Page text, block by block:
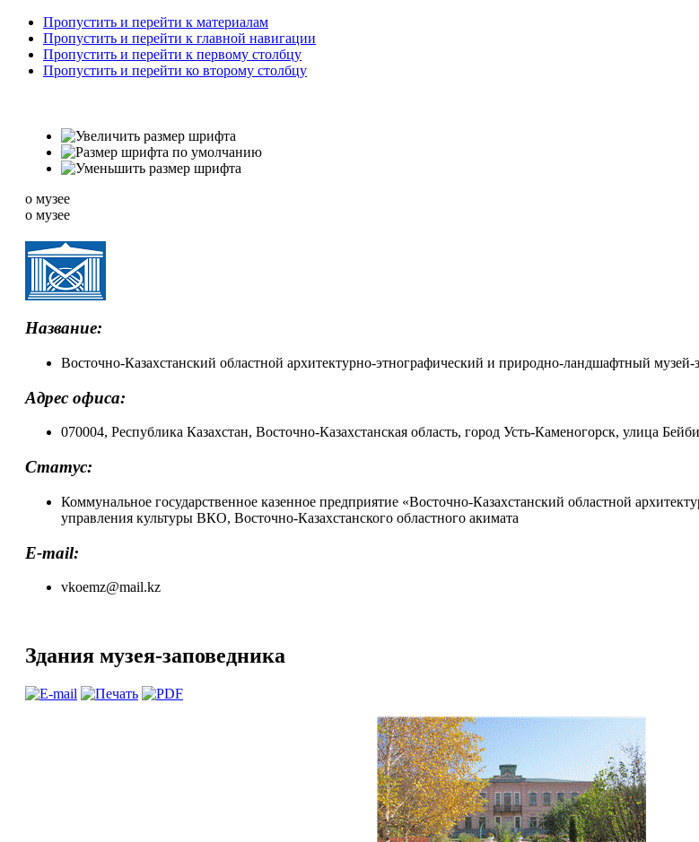
Пропустить и перейти к материалам
Пропустить и перейти к главной навигации
Пропустить и перейти к первому столбцу
Пропустить и перейти ко второму столбцу
о музее
о музее
Название:
Восточно-Казахстанский областной архитектурно-этнографический и природно-ландшафтный музей-
Адрес офиса:
070004, Республика Казахстан, Восточно-Казахстанская область, город Усть-Каменогорск, улица
Статус:
Коммунальное государственное казенное предприятие «Восточно-Казахстанский областной
управления культуры ВКО, Восточно-Казахстанского областного акимата
E-mail:
vkoemz@mail.kz
Здания музея-заповедника